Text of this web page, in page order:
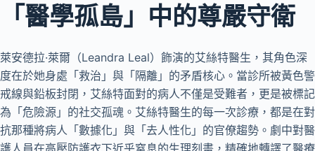
「醫學孤島」中的尊嚴守衛
萊安德拉·萊爾（Leandra Leal）飾演的艾絲特醫生，其角色深
度在於她身處「救治」與「隔離」的矛盾核心。當診所被黃色警
戒線與鉛板封閉，艾絲特面對的病人不僅是受難者，更是被標記
為「危險源」的社交孤魂。艾絲特醫生的每一次診療，都是在對
抗那種將病人「數據化」與「去人性化」的官僚趨勢。劇中對醫
護人員在高壓防護衣下近乎窒息的生理刻畫，精確地轉譯了醫療